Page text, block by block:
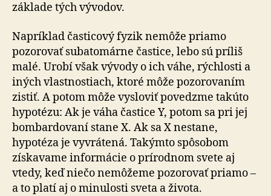
základe tých vývodov.
Napríklad časticový fyzik nemôže priamo
pozorovať subatomárne častice, lebo sú príliš
malé. Urobí však vývody o ich váhe, rýchlosti a
iných vlastnostiach, ktoré môže pozorovaním
zistiť. A potom môže vysloviť povedzme takúto
hypotézu: Ak je váha častice Y, potom sa pri jej
bombardovaní stane X. Ak sa X nestane,
hypotéza je vyvrátená. Takýmto spôsobom
získavame informácie o prírodnom svete aj
vtedy, keď niečo nemôžeme pozorovať priamo –
a to platí aj o minulosti sveta a života.